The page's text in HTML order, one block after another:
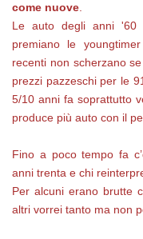
come nuove.
Le auto degli anni '60
premiano le
recenti non scherzano
prezzi pazzeschi per le
5/10 anni fa soprattutto
produce più auto con il
Fino a poco tempo fa
anni trenta e chi
Per alcuni erano brutte
altri vorrei tanto ma non